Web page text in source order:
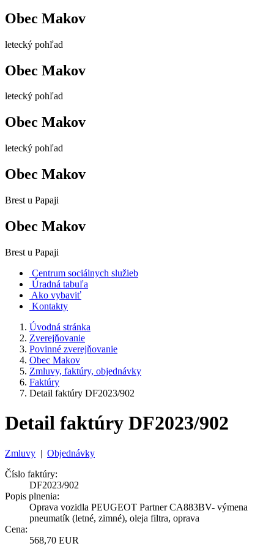
Obec Makov
letecký pohľad
Obec Makov
letecký pohľad
Obec Makov
letecký pohľad
Obec Makov
Brest u Papaji
Obec Makov
Brest u Papaji
Centrum sociálnych služieb
Úradná tabuľa
Ako vybaviť
Kontakty
Úvodná stránka
Zverejňovanie
Povinné zverejňovanie
Obec Makov
Zmluvy, faktúry, objednávky
Faktúry
Detail faktúry DF2023/902
Detail faktúry DF2023/902
Zmluvy | Objednávky
Číslo faktúry:
DF2023/902
Popis plnenia:
Oprava vozidla PEUGEOT Partner CA883BV- výmena
pneumatík (letné, zimné), oleja filtra, oprava
Cena:
568,70 EUR